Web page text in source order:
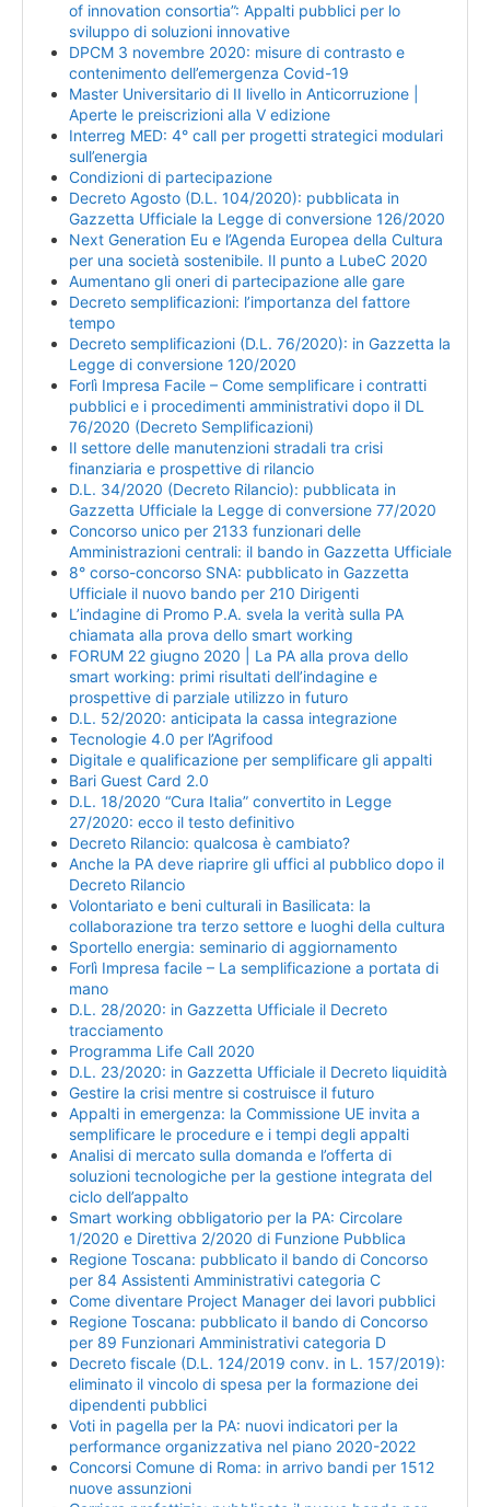
of innovation consortia”: Appalti pubblici per lo
sviluppo di soluzioni innovative
DPCM 3 novembre 2020: misure di contrasto e
contenimento dell’emergenza Covid-19
Master Universitario di II livello in Anticorruzione |
Aperte le preiscrizioni alla V edizione
Interreg MED: 4° call per progetti strategici modulari
sull’energia
Condizioni di partecipazione
Decreto Agosto (D.L. 104/2020): pubblicata in
Gazzetta Ufficiale la Legge di conversione 126/2020
Next Generation Eu e l’Agenda Europea della Cultura
per una società sostenibile. Il punto a LubeC 2020
Aumentano gli oneri di partecipazione alle gare
Decreto semplificazioni: l’importanza del fattore
tempo
Decreto semplificazioni (D.L. 76/2020): in Gazzetta la
Legge di conversione 120/2020
Forlì Impresa Facile – Come semplificare i contratti
pubblici e i procedimenti amministrativi dopo il DL
76/2020 (Decreto Semplificazioni)
Il settore delle manutenzioni stradali tra crisi
finanziaria e prospettive di rilancio
D.L. 34/2020 (Decreto Rilancio): pubblicata in
Gazzetta Ufficiale la Legge di conversione 77/2020
Concorso unico per 2133 funzionari delle
Amministrazioni centrali: il bando in Gazzetta Ufficiale
8° corso-concorso SNA: pubblicato in Gazzetta
Ufficiale il nuovo bando per 210 Dirigenti
L’indagine di Promo P.A. svela la verità sulla PA
chiamata alla prova dello smart working
FORUM 22 giugno 2020 | La PA alla prova dello
smart working: primi risultati dell’indagine e
prospettive di parziale utilizzo in futuro
D.L. 52/2020: anticipata la cassa integrazione
Tecnologie 4.0 per l’Agrifood
Digitale e qualificazione per semplificare gli appalti
Bari Guest Card 2.0
D.L. 18/2020 “Cura Italia” convertito in Legge
27/2020: ecco il testo definitivo
Decreto Rilancio: qualcosa è cambiato?
Anche la PA deve riaprire gli uffici al pubblico dopo il
Decreto Rilancio
Volontariato e beni culturali in Basilicata: la
collaborazione tra terzo settore e luoghi della cultura
Sportello energia: seminario di aggiornamento
Forlì Impresa facile – La semplificazione a portata di
mano
D.L. 28/2020: in Gazzetta Ufficiale il Decreto
tracciamento
Programma Life Call 2020
D.L. 23/2020: in Gazzetta Ufficiale il Decreto liquidità
Gestire la crisi mentre si costruisce il futuro
Appalti in emergenza: la Commissione UE invita a
semplificare le procedure e i tempi degli appalti
Analisi di mercato sulla domanda e l’offerta di
soluzioni tecnologiche per la gestione integrata del
ciclo dell’appalto
Smart working obbligatorio per la PA: Circolare
1/2020 e Direttiva 2/2020 di Funzione Pubblica
Regione Toscana: pubblicato il bando di Concorso
per 84 Assistenti Amministrativi categoria C
Come diventare Project Manager dei lavori pubblici
Regione Toscana: pubblicato il bando di Concorso
per 89 Funzionari Amministrativi categoria D
Decreto fiscale (D.L. 124/2019 conv. in L. 157/2019):
eliminato il vincolo di spesa per la formazione dei
dipendenti pubblici
Voti in pagella per la PA: nuovi indicatori per la
performance organizzativa nel piano 2020-2022
Concorsi Comune di Roma: in arrivo bandi per 1512
nuove assunzioni